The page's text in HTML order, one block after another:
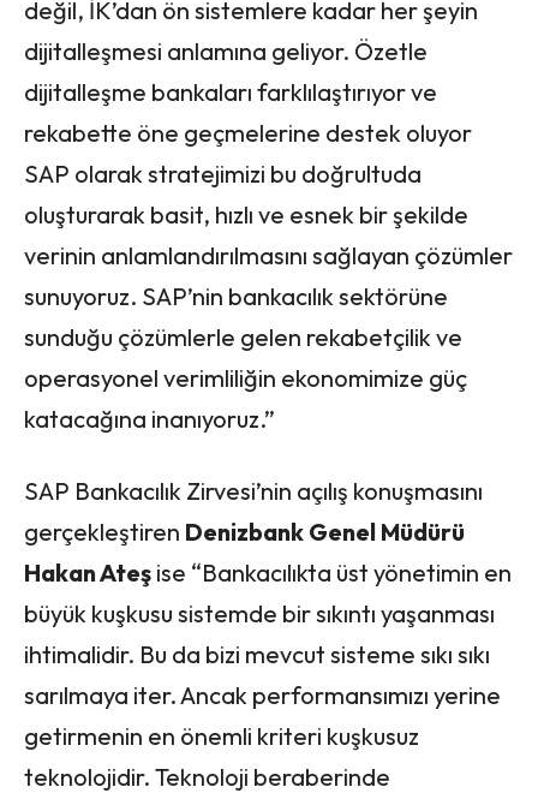
değil, İK’dan ön sistemlere kadar her şeyin
dijitalleşmesi anlamına geliyor. Özetle
dijitalleşme bankaları farklılaştırıyor ve
rekabette öne geçmelerine destek oluyor
SAP olarak stratejimizi bu doğrultuda
oluşturarak basit, hızlı ve esnek bir şekilde
verinin anlamlandırılmasını sağlayan çözümler
sunuyoruz. SAP’nin bankacılık sektörüne
sunduğu çözümlerle gelen rekabetçilik ve
operasyonel verimliliğin ekonomimize güç
katacağına inanıyoruz.”
SAP Bankacılık Zirvesi’nin açılış konuşmasını
gerçekleştiren Denizbank Genel Müdürü
Hakan Ateş ise “Bankacılıkta üst yönetimin en
büyük kuşkusu sistemde bir sıkıntı yaşanması
ihtimalidir. Bu da bizi mevcut sisteme sıkı sıkı
sarılmaya iter. Ancak performansımızı yerine
getirmenin en önemli kriteri kuşkusuz
teknolojidir. Teknoloji beraberinde